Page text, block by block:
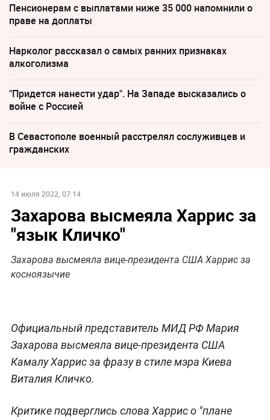
Пенсионерам с выплатами ниже 35 000 напомнили о
праве на доплаты
Нарколог рассказал о самых ранних признаках
алкоголизма
"Придется нанести удар". На Западе высказались о
войне с Россией
В Севастополе военный расстрелял сослуживцев и
гражданских
14 июля 2022, 07:14
Захарова высмеяла Харрис за
"язык Кличко"
Захарова высмеяла вице-президента США Харрис за
косноязычие
Официальный представитель МИД РФ Мария
Захарова высмеяла вице-президента США
Камалу Харрис за фразу в стиле мэра Киева
Виталия Кличко.
Критике подверглись слова Харрис о "плане